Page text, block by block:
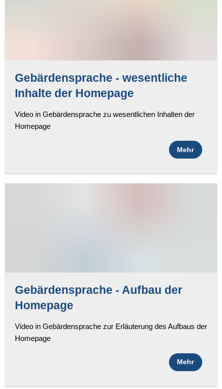
Gebärdensprache - wesentliche
Inhalte der Homepage
Video in Gebärdensprache zu wesentlichen Inhalten der
Homepage
Mehr
Gebärdensprache - Aufbau der
Homepage
Video in Gebärdensprache zur Erläuterung des Aufbaus der
Homepage
Mehr